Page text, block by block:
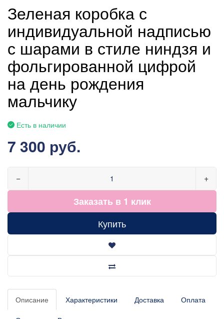
Зеленая коробка с
индивидуальной надписью
с шарами в стиле ниндзя и
фольгированной цифрой
на день рождения
мальчику
Есть в наличии
7 300 руб.
− +
Заказать в 1 клик
Купить
Описание Характеристики Доставка Оплата